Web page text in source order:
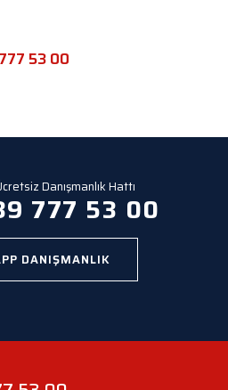
53 00
Danışmanlık Hattı
777 53 00
DANIŞMANLIK